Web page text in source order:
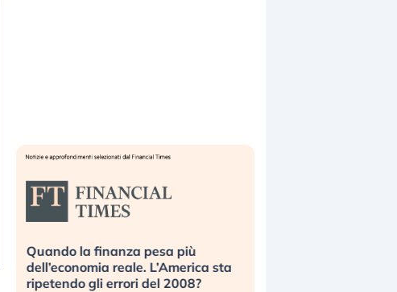
Quando la finanza pesa più
dell’economia reale. L’America sta
ripetendo gli errori del 2008?